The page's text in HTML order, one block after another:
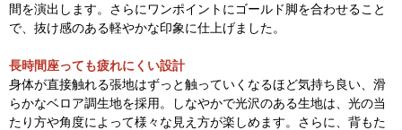
間を演出します。さらにワンポイントにゴールド脚を合わせること
で、抜け感のある軽やかな印象に仕上げました。
長時間座っても疲れにくい設計
身体が直接触れる張地はずっと触っていくなるほど気持ち良い、滑
らかなベロア調生地を採用。しなやかで光沢のある生地は、光の当
たり方や角度によって様々な見え方が楽しめます。さらに、背もた